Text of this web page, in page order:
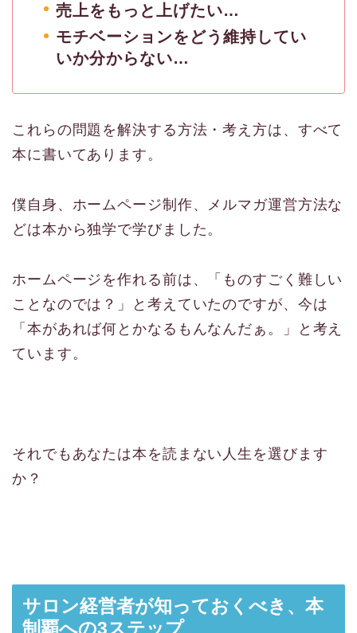
売上をもっと上げたい…
モチベーションをどう維持してい
いか分からない…
これらの問題を解決する方法・考え方は、すべて
本に書いてあります。
僕自身、ホームページ制作、メルマガ運営方法な
どは本から独学で学びました。
ホームページを作れる前は、「ものすごく難しい
ことなのでは？」と考えていたのですが、今は
「本があれば何とかなるもんなんだぁ。」と考え
ています。
それでもあなたは本を読まない人生を選びます
か？
サロン経営者が知っておくべき、本
制覇への3ステップ